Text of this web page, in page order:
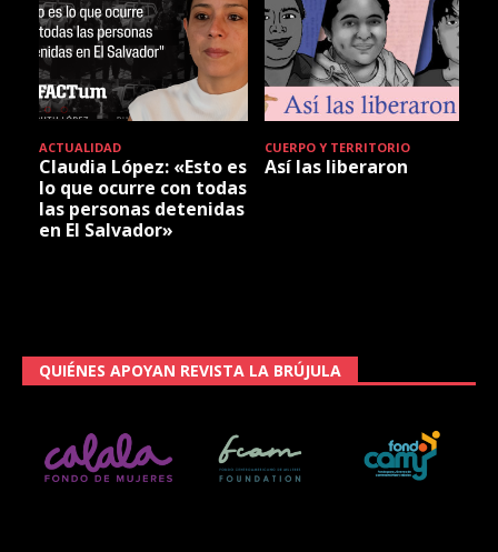
ACTUALIDAD
Claudia López: «Esto es
lo que ocurre con todas
las personas detenidas
en El Salvador»
CUERPO Y TERRITORIO
Así las liberaron
QUIÉNES APOYAN REVISTA LA BRÚJULA